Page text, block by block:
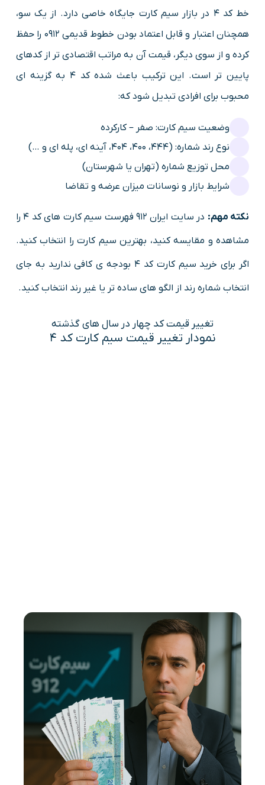
خط کد ۴ در بازار سیم کارت جایگاه خاصی دارد. از یک سو،
همچنان اعتبار و قابل اعتماد بودن خطوط قدیمی 0912 را حفظ
کرده و از سوی دیگر، قیمت آن به مراتب اقتصادی تر از کدهای
پایین تر است. این ترکیب باعث شده کد ۴ به گزینه ای
محبوب برای افرادی تبدیل شود که:
وضعیت سیم کارت: صفر – کارکرده
نوع رند شماره: (444، 400، 404، آینه ای، پله ای و …)
محل توزیع شماره (تهران یا شهرستان)
شرایط بازار و نوسانات میزان عرضه و تقاضا
نکته مهم:
در سایت ایران 912 فهرست سیم کارت های کد 4 را
مشاهده و مقایسه کنید، بهترین سیم کارت را انتخاب کنید.
اگر برای خرید سیم کارت کد 4 بودجه ی کافی ندارید به جای
انتخاب شماره رند از الگو های ساده تر یا غیر رند انتخاب کنید.
تغییر قیمت کد چهار در سال های گذشته
نمودار تغییر قیمت سیم کارت کد 4